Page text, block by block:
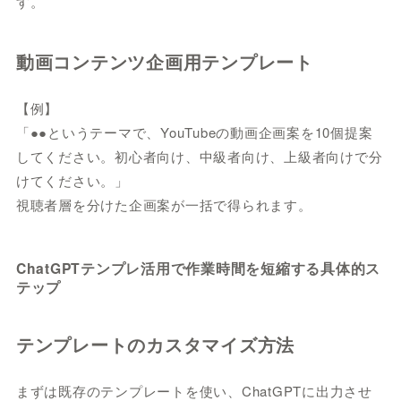
動画コンテンツ企画用テンプレート
【例】
「●●というテーマで、YouTubeの動画企画案を10個提案
してください。初心者向け、中級者向け、上級者向けで分
けてください。」
視聴者層を分けた企画案が一括で得られます。
ChatGPTテンプレ活用で作業時間を短縮する具体的ス
テップ
テンプレートのカスタマイズ方法
まずは既存のテンプレートを使い、ChatGPTに出力させ